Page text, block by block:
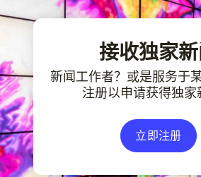
接收独家新
新闻工作者？或是服务于
注册以申请获得独家
立即注册